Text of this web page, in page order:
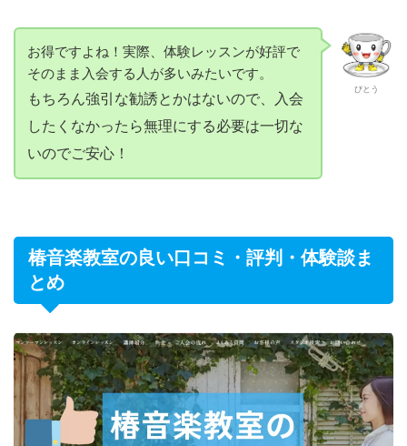
びとう
お得ですよね！実際、体験レッスンが好評で
そのまま入会する人が多いみたいです。
もちろん強引な勧誘とかはないので、入会
したくなかったら無理にする必要は一切な
いのでご安心！
椿音楽教室の良い口コミ・評判・体験談ま
とめ